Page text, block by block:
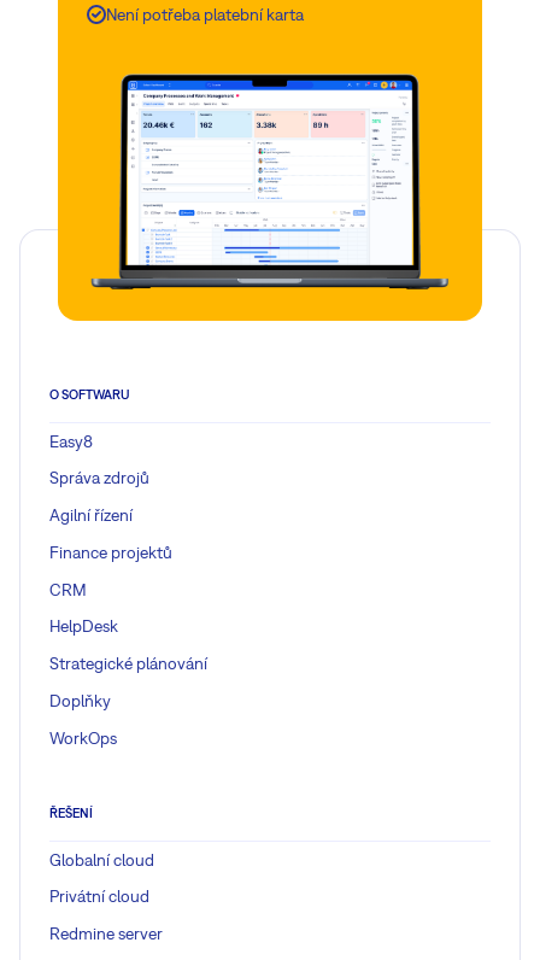
Není potřeba platební karta
O SOFTWARU
Easy8
Správa zdrojů
Agilní řízení
Finance projektů
CRM
HelpDesk
Strategické plánování
Doplňky
WorkOps
ŘEŠENÍ
Globalní cloud
Privátní cloud
Redmine server